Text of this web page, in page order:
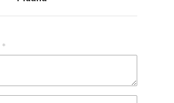
*